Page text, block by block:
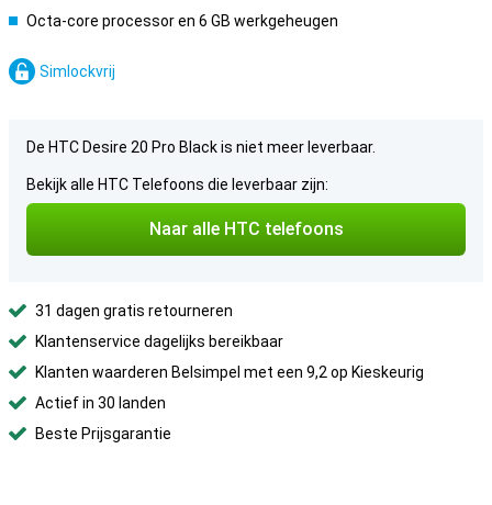
Octa-core processor en 6 GB werkgeheugen
Simlockvrij
De HTC Desire 20 Pro Black is niet meer leverbaar.
Bekijk alle HTC Telefoons die leverbaar zijn:
Naar alle HTC telefoons
31 dagen gratis retourneren
Klantenservice dagelijks bereikbaar
Klanten waarderen Belsimpel met een 9,2 op Kieskeurig
Actief in 30 landen
Beste Prijsgarantie